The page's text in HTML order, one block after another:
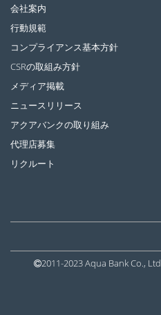
会社案内
行動規範
コンプライアンス基本方針
CSRの取組み方針
メディア掲載
ニュースリリース
アクアバンクの取り組み
代理店募集
リクルート
2011-2023 Aqua Bank Co., Ltd